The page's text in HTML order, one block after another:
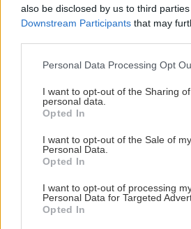
also be disclosed by us to third
Downstream Participants that may
Please note that this website/app
not limited to your visit or usage
grant or deny consent to Google and
use your data for below specified
consent section.
Personal Data Processing Opt
I want to opt-out of the Sharing
personal data.
Opted In
I want to opt-out of the Sale of my
Personal Data.
Opted In
I want to opt-out of processing
Personal Data for Targeted
Opted In